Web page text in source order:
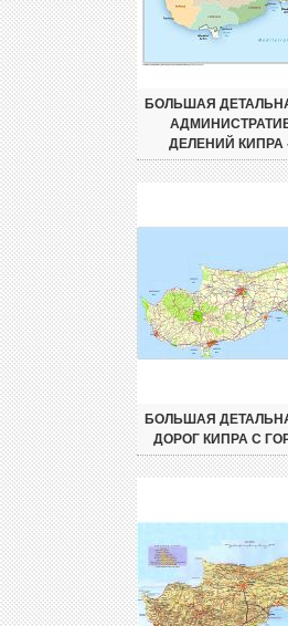
БОЛЬШАЯ
ДЕЛЕНИЙ КИПРА
БОЛЬШАЯ
ДОРОГ КИПРА С